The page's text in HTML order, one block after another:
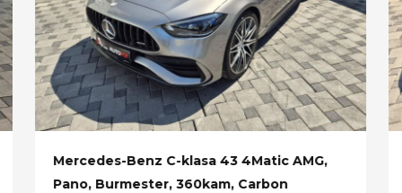
Mercedes-Benz C-klasa 43 4Matic AMG,
Pano, Burmester, 360kam, Carbon